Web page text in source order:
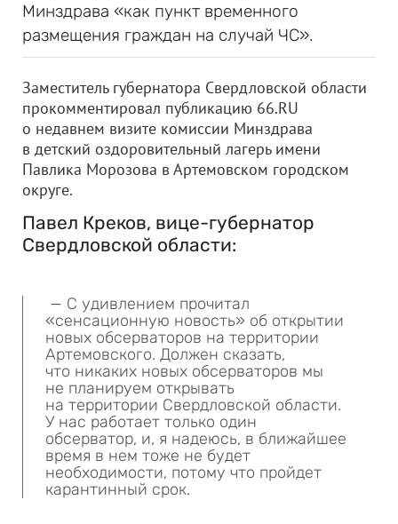
Минздрава «как пункт временного
размещения граждан на случай ЧС».
Заместитель губернатора Свердловской области
прокомментировал публикацию 66.RU
о недавнем визите комиссии Минздрава
в детский оздоровительный лагерь имени
Павлика Морозова в Артемовском городском
округе.
Павел Креков, вице-губернатор
Свердловской области:
— С удивлением прочитал
«сенсационную новость» об открытии
новых обсерваторов на территории
Артемовского. Должен сказать,
что никаких новых обсерваторов мы
не планируем открывать
на территории Свердловской области.
У нас работает только один
обсерватор, и, я надеюсь, в ближайшее
время в нем тоже не будет
необходимости, потому что пройдет
карантинный срок.